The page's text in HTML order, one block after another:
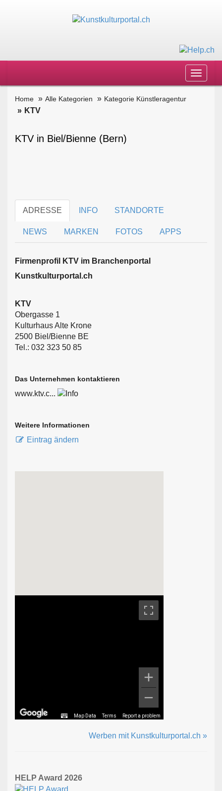
Toggle
Home Alle Kategorien Kategorie Künstleragentur
KTV
KTV in Biel/Bienne (Bern)
ADRESSE INFO STANDORTE
NEWS MARKEN FOTOS APPS
Firmen­profil KTV im Branchen­portal
Kunstkulturportal.ch
KTV
Obergasse 1
Kulturhaus Alte Krone
2500 Biel/Bienne BE
Tel.: 032 323 50 85
Das Unternehmen kontaktieren
www.ktv.c...
Weitere Informationen
Eintrag ändern
Map Data Terms Report a problem
Werben mit Kunstkulturportal.ch »
HELP Award 2026